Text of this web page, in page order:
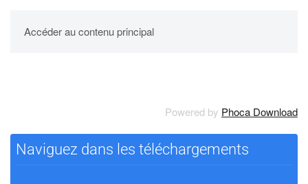
Accéder au contenu principal
UPBM
Powered by Phoca Download
Naviguez dans les téléchargements